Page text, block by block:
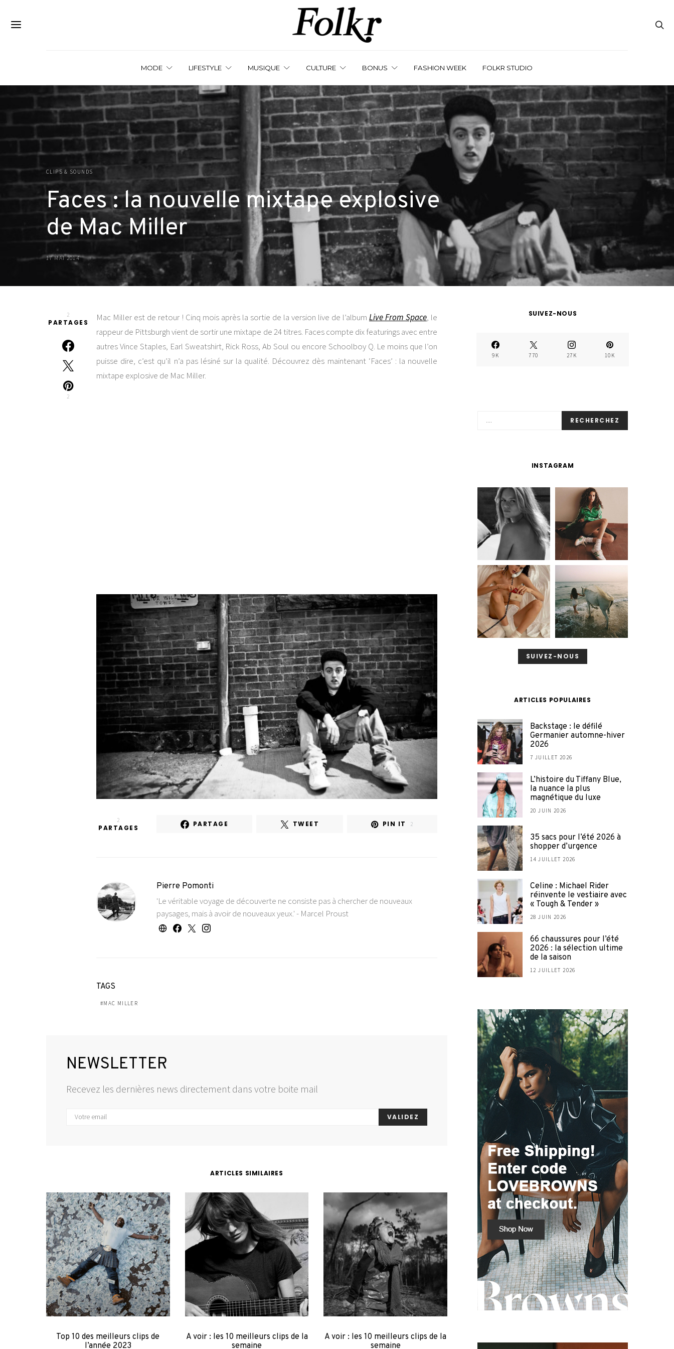
MODE LIFESTYLE MUSIQUE CULTURE BONUS FASHION WEEK FOLKR STUDIO
CLIPS & SOUNDS
Faces : la nouvelle mixtape explosive
de Mac Miller
17 MAI 2014
2
PARTAGES
2
Mac Miller est de retour ! Cinq mois après la sortie de la version live de l’album Live From Space, le
rappeur de Pittsburgh vient de sortir une mixtape de 24 titres. Facescompte dix featurings avec entre
autres Vince Staples, Earl Sweatshirt, Rick Ross, Ab Soul ou encore Schoolboy Q. Le moins que l’on
puisse dire, c’est qu’il n’a pas lésiné sur la qualité. Découvrez dès maintenant ‘Faces’ : la nouvelle
mixtape explosive de Mac Miller.
2
PARTAGES PARTAGE TWEET PIN IT 2
Pierre Pomonti
'Le véritable voyage de découverte ne consiste pas à chercher de nouveaux
paysages, mais à avoir de nouveaux yeux.' - Marcel Proust
TAGS
MAC MILLER
NEWSLETTER
Recevez les dernières news directement dans votre boite mail
VALIDEZ
ARTICLES SIMILAIRES
Top 10 des meilleurs clips de
l’année 2023
A voir : les 10 meilleurs clips de la
semaine
A voir : les 10 meilleurs clips de la
semaine
SUIVEZ-NOUS
9K 770 27K 10K
RECHERCHEZ
INSTAGRAM
SUIVEZ-NOUS
ARTICLES POPULAIRES
Backstage : le défilé
Germanier automne-hiver
2026
7 JUILLET 2026
L’histoire du Tiffany Blue,
la nuance la plus
magnétique du luxe
20 JUIN 2026
35 sacs pour l’été 2026 à
shopper d’urgence
14 JUILLET 2026
Celine : Michael Rider
réinvente le vestiaire avec
« Tough & Tender »
28 JUIN 2026
66 chaussures pour l’été
2026 : la sélection ultime
de la saison
12 JUILLET 2026